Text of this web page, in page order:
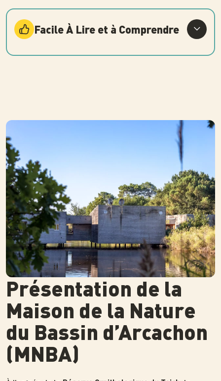
Facile À Lire et à Comprendre
Photo
Présentation de la
Maison de la Nature
du Bassin d’Arcachon
(MNBA)